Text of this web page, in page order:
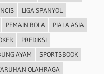
LIGA SPANYOL
PEMAIN BOLA
PIALA ASIA
PREDIKSI
AYAM
SPORTSBOOK
OLAHRAGA